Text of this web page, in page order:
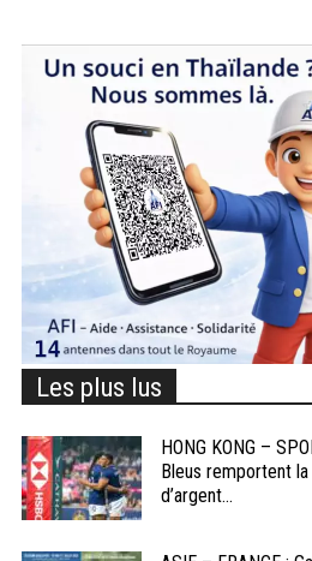
Les plus lus
HONG KONG –
Bleus remportent
d’argent...